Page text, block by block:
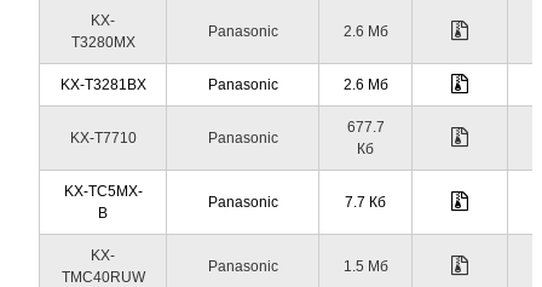
KX-
T3280MX
Panasonic 2.6 Мб
KX-T3281BX Panasonic 2.6 Мб
KX-T7710 Panasonic
677.7
Кб
KX-TC5MX-
B
Panasonic 7.7 Кб
KX-
TMC40RUW
Panasonic 1.5 Мб